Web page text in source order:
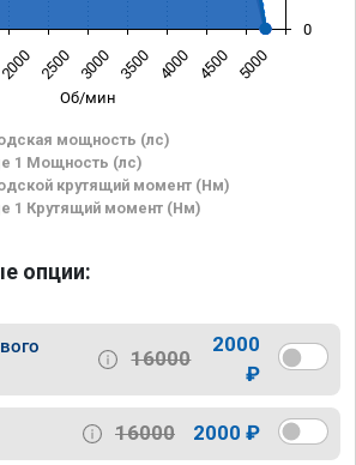
Об/мин
мощность (лс)
1 Мощность (лс)
крутящий момент (Нм)
1 Крутящий момент (Нм)
2000 2500 3000 3500 4000 4500 5000
0
опции:
16000
2000
₽
16000 2000 ₽